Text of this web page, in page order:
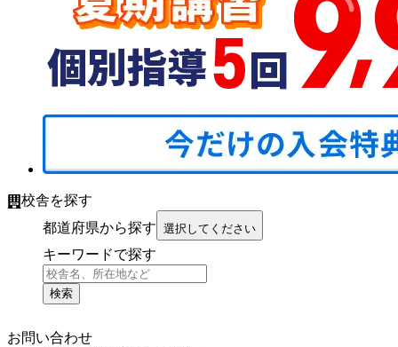
校舎を探す
都道府県から探す 選択してください
キーワードで探す
検索
お問い合わせ